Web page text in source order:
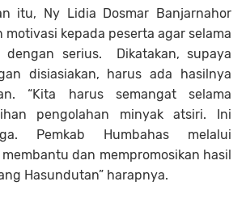
itu, Ny Lidia Dosmar Banjarnahor
motivasi kepada peserta agar selama
dengan serius. Dikatakan, supaya
disiasiakan, harus ada hasilnya
“Kita harus semangat selama
pengolahan minyak atsiri. Ini
Pemkab Humbahas melalui
dan mempromosikan hasil
Hasundutan” harapnya.